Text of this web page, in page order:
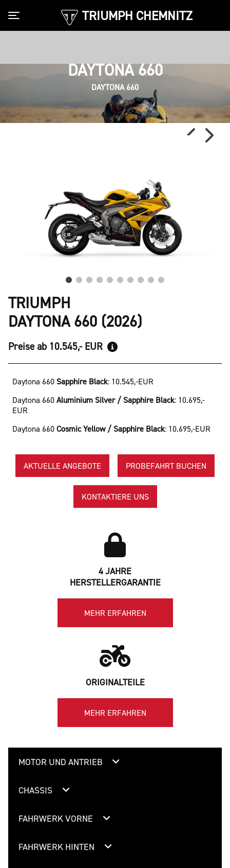
TRIUMPH CHEMNITZ
Toggle navigation
DAYTONA 660
DAYTONA 660
TRIUMPH
DAYTONA 660 (2026)
Preise ab 10.545,- EUR
Daytona 660 Sapphire Black: 10.545,-EUR
Daytona 660 Aluminium Silver / Sapphire Black: 10.695,-
EUR
Daytona 660 Cosmic Yellow / Sapphire Black: 10.695,-EUR
PROBEFAHRT BUCHEN
AKTUELLE ANGEBOTE
KONTAKTIERE UNS
4 JAHRE
HERSTELLERGARANTIE
MEHR ERFAHREN
ORIGINALTEILE
MEHR ERFAHREN
MOTOR UND ANTRIEB
CHASSIS
FAHRWERK VORNE
FAHRWERK HINTEN